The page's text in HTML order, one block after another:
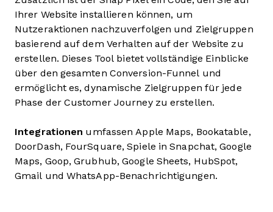
Ihrer Website installieren können, um
Nutzeraktionen nachzuverfolgen und Zielgruppen
basierend auf dem Verhalten auf der Website zu
erstellen. Dieses Tool bietet vollständige Einblicke
über den gesamten Conversion-Funnel und
ermöglicht es, dynamische Zielgruppen für jede
Phase der Customer Journey zu erstellen.
Integrationen umfassen Apple Maps, Bookatable,
DoorDash, FourSquare, Spiele in Snapchat, Google
Maps, Goop, Grubhub, Google Sheets, HubSpot,
Gmail und WhatsApp-Benachrichtigungen.